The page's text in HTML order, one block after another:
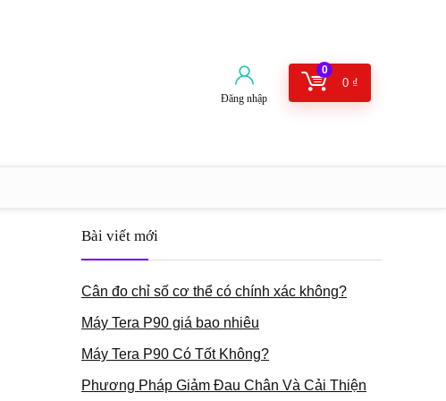
Đăng nhập
0
0 ₫
Bài viết mới
Cân đo chỉ số cơ thể có chính xác không?
Máy Tera P90 giá bao nhiêu
Máy Tera P90 Có Tốt Không?
Phương Pháp Giảm Đau Chân Và Cải Thiện